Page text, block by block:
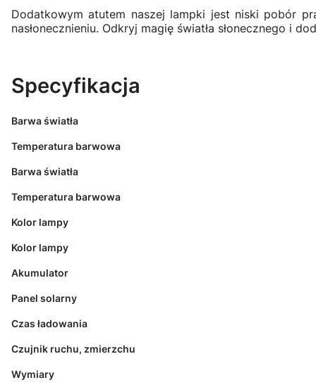
Dodatkowym atutem naszej lampki jest niski pobór
nasłonecznieniu. Odkryj magię światła słonecznego i
Specyfikacja
Barwa światła
Temperatura barwowa
Barwa światła
Temperatura barwowa
Kolor lampy
Kolor lampy
Akumulator
Panel solarny
Czas ładowania
Czujnik ruchu, zmierzchu
Wymiary